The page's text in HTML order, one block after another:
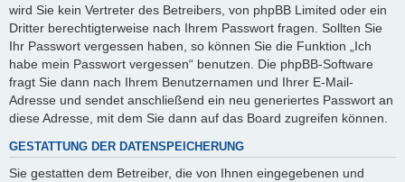
wird Sie kein Vertreter des Betreibers, von phpBB Limited oder ein
Dritter berechtigterweise nach Ihrem Passwort fragen. Sollten Sie
Ihr Passwort vergessen haben, so können Sie die Funktion „Ich
habe mein Passwort vergessen“ benutzen. Die phpBB-Software
fragt Sie dann nach Ihrem Benutzernamen und Ihrer E-Mail-
Adresse und sendet anschließend ein neu generiertes Passwort an
diese Adresse, mit dem Sie dann auf das Board zugreifen können.
GESTATTUNG DER DATENSPEICHERUNG
Sie gestatten dem Betreiber, die von Ihnen eingegebenen und